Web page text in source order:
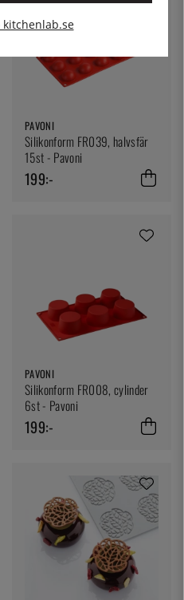
PAVONI
Silikonform FR039, halvsfär
15st - Pavoni
199:-
PAVONI
Silikonform FR008, cylinder
6st - Pavoni
199:-